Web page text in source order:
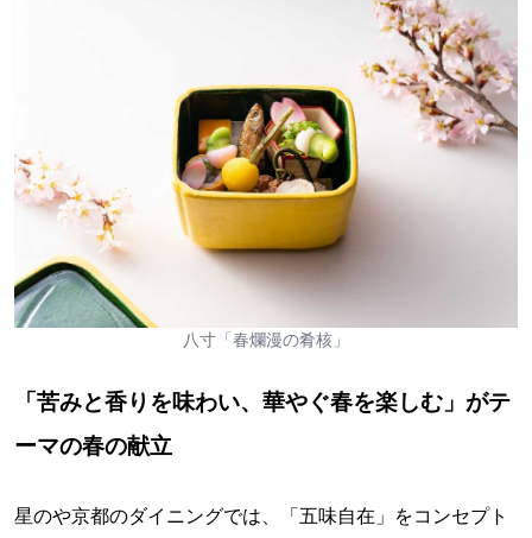
八寸「春爛漫の肴核」
「苦みと香りを味わい、華やぐ春を楽しむ」がテ
ーマの春の献立
星のや京都のダイニングでは、「五味自在」をコンセプト